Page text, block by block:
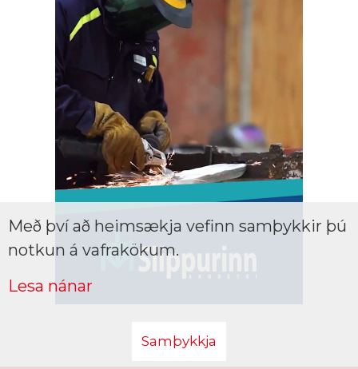
Með því að heimsækja vefinn samþykkir þú
notkun á vafrakökum.
Lesa nánar
Samþykkja